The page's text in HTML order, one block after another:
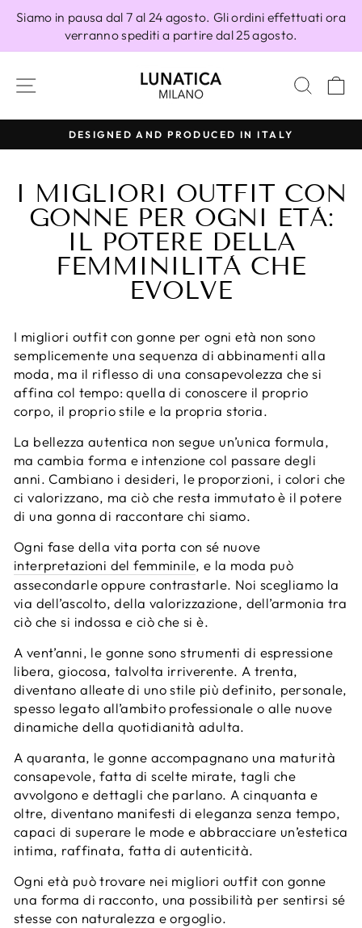
direttamente
Siamo in pausa dal 7 al 24 agosto. Gli ordini effettuati ora
verranno spediti a partire dal 25 agosto.
NAVIGAZIONE DEL SITO
Metti
pausa
presentazione
DESIGNED AND PRODUCED IN ITALY
I MIGLIORI OUTFIT CON
GONNE PER OGNI ETÀ:
IL POTERE DELLA
FEMMINILITÀ CHE
EVOLVE
I migliori outfit con gonne per ogni età non sono
semplicemente una sequenza di abbinamenti alla
moda, ma il riflesso di una consapevolezza che si
affina col tempo: quella di conoscere il proprio
corpo, il proprio stile e la propria storia.
La bellezza autentica non segue un’unica formula,
ma cambia forma e intenzione col passare degli
anni. Cambiano i desideri, le proporzioni, i colori che
ci valorizzano, ma ciò che resta immutato è il potere
di una gonna di raccontare chi siamo.
Ogni fase della vita porta con sé nuove
interpretazioni del femminile, e la moda può
assecondarle oppure contrastarle. Noi scegliamo la
via dell’ascolto, della valorizzazione, dell’armonia tra
ciò che si indossa e ciò che si è.
A vent’anni, le gonne sono strumenti di espressione
libera, giocosa, talvolta irriverente. A trenta,
diventano alleate di uno stile più definito, personale,
spesso legato all’ambito professionale o alle nuove
dinamiche della quotidianità adulta.
A quaranta, le gonne accompagnano una maturità
consapevole, fatta di scelte mirate, tagli che
avvolgono e dettagli che parlano. A cinquanta e
oltre, diventano manifesti di eleganza senza tempo,
capaci di superare le mode e abbracciare un’estetica
intima, raffinata, fatta di autenticità.
Ogni età può trovare nei migliori outfit con gonne
una forma di racconto, una possibilità per sentirsi sé
stesse con naturalezza e orgoglio.